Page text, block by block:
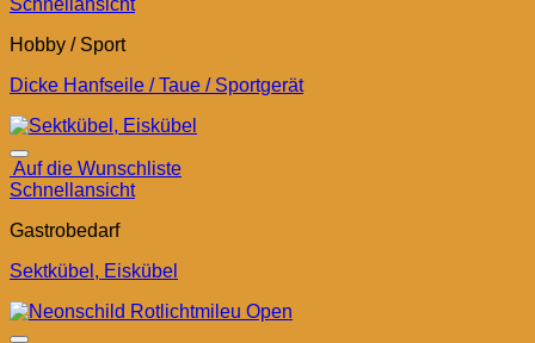
Schnellansicht
Hobby / Sport
Dicke Hanfseile / Taue / Sportgerät
Auf die Wunschliste
Schnellansicht
Gastrobedarf
Sektkübel, Eiskübel